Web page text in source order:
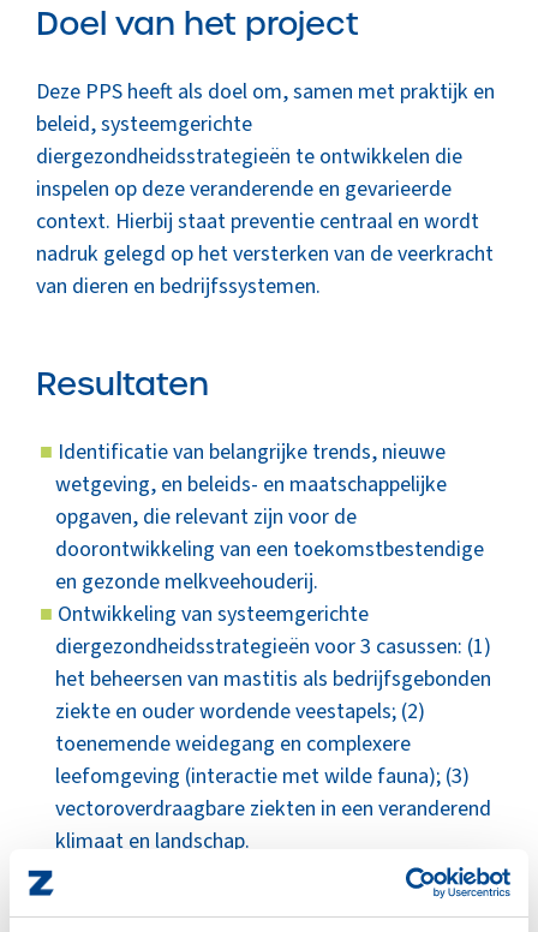
Doel van het project
Deze PPS heeft als doel om, samen met praktijk en
beleid, systeemgerichte
diergezondheidsstrategieën te ontwikkelen die
inspelen op deze veranderende en gevarieerde
context. Hierbij staat preventie centraal en wordt
nadruk gelegd op het versterken van de veerkracht
van dieren en bedrijfssystemen.
Resultaten
Identificatie van belangrijke trends, nieuwe
wetgeving, en beleids- en maatschappelijke
opgaven, die relevant zijn voor de
doorontwikkeling van een toekomstbestendige
en gezonde melkveehouderij.
Ontwikkeling van systeemgerichte
diergezondheidsstrategieën voor 3 casussen: (1)
het beheersen van mastitis als bedrijfsgebonden
ziekte en ouder wordende veestapels; (2)
toenemende weidegang en complexere
leefomgeving (interactie met wilde fauna); (3)
vectoroverdraagbare ziekten in een veranderend
klimaat en landschap.
Toepassing en doorontwikkeling van een
systematische ontwerpaanpak gericht op ziekte